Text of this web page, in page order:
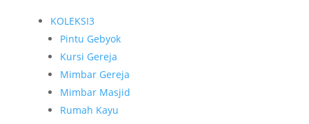
KOLEKSI3
Pintu Gebyok
Kursi Gereja
Mimbar Gereja
Mimbar Masjid
Rumah Kayu